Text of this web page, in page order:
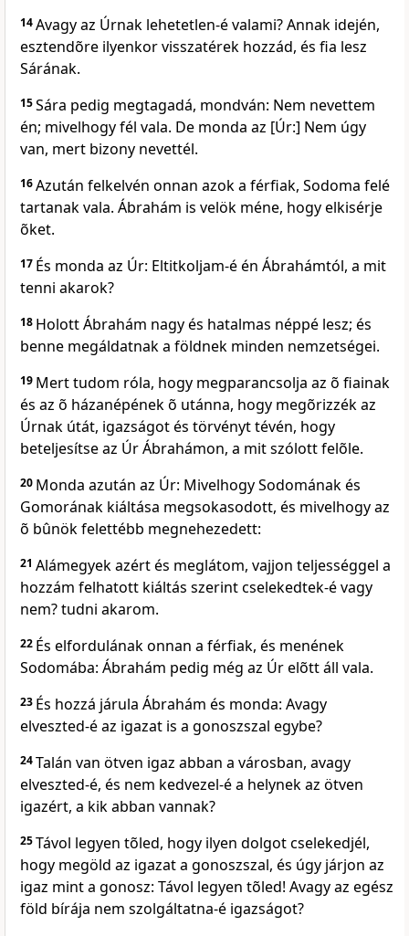
14Avagy az Úrnak lehetetlen-é valami? Annak idején,
esztendõre ilyenkor visszatérek hozzád, és fia lesz
Sárának.
15Sára pedig megtagadá, mondván: Nem nevettem
én; mivelhogy fél vala. De monda az [Úr:] Nem úgy
van, mert bizony nevettél.
16Azután felkelvén onnan azok a férfiak, Sodoma felé
tartanak vala. Ábrahám is velök méne, hogy elkisérje
õket.
17 És monda az Úr: Eltitkoljam-é én Ábrahámtól, a mit
tenni akarok?
18 Holott Ábrahám nagy és hatalmas néppé lesz; és
benne megáldatnak a földnek minden nemzetségei.
19 Mert tudom róla, hogy megparancsolja az õ fiainak
és az õ házanépének õ utánna, hogy megõrizzék az
Úrnak útát, igazságot és törvényt tévén, hogy
beteljesítse az Úr Ábrahámon, a mit szólott felõle.
20 Monda azután az Úr: Mivelhogy Sodomának és
Gomorának kiáltása megsokasodott, és mivelhogy az
õ bûnök felettébb megnehezedett:
21 Alámegyek azért és meglátom, vajjon teljességgel a
hozzám felhatott kiáltás szerint cselekedtek-é vagy
nem? tudni akarom.
22 És elfordulának onnan a férfiak, és menének
Sodomába: Ábrahám pedig még az Úr elõtt áll vala.
23 És hozzá járula Ábrahám és monda: Avagy
elveszted-é az igazat is a gonoszszal egybe?
24Talán van ötven igaz abban a városban, avagy
elveszted-é, és nem kedvezel-é a helynek az ötven
igazért, a kik abban vannak?
25Távol legyen tõled, hogy ilyen dolgot cselekedjél,
hogy megöld az igazat a gonoszszal, és úgy járjon az
igaz mint a gonosz: Távol legyen tõled! Avagy az egész
föld bírája nem szolgáltatna-é igazságot?